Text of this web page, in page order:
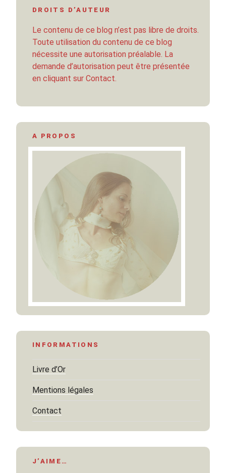
DROITS D’AUTEUR
Le contenu de ce blog n’est pas libre de droits.
Toute utilisation du contenu de ce blog
nécessite une autorisation préalable. La
demande d’autorisation peut être présentée
en cliquant sur Contact.
A PROPOS
INFORMATIONS
Livre d’Or
Mentions légales
Contact
J’AIME…